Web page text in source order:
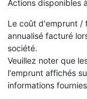
Actions disponibles
Le coût d'emprunt /
annualisé facturé
société.
Veuillez noter que
l'emprunt affichés
informations